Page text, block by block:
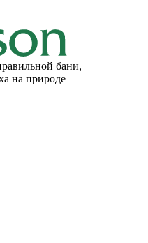
бани,
на природе